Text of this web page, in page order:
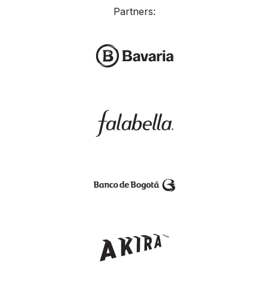
Partners: